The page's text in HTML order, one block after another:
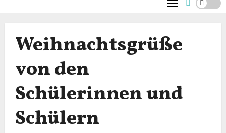
Weihnachtsgrüße
von den
Schülerinnen und
Schülern